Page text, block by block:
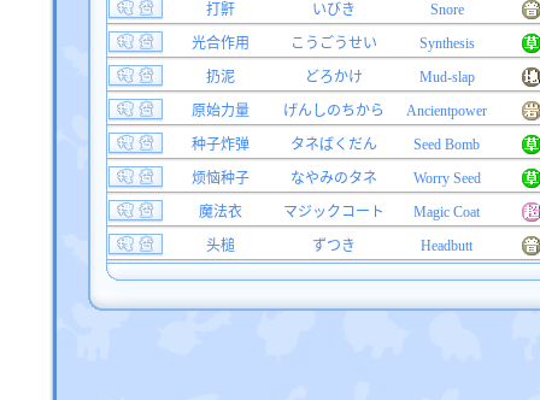
打鼾
いびき
Snore
光合作用
こうごうせい
Synthesis
扔泥
どろかけ
Mud-slap
原始力量
げんしのちから
Ancientpower
种子炸弹
タネばくだん
Seed Bomb
烦恼种子
なやみのタネ
Worry Seed
魔法衣
マジックコート
Magic Coat
头槌
ずつき Headbutt